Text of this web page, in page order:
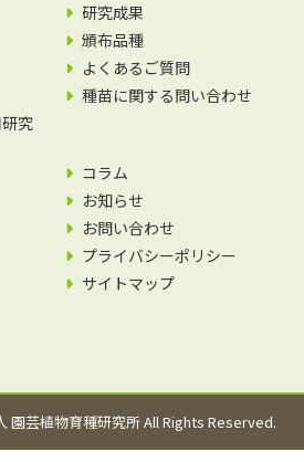
究
研究成果
頒布品種
よくあるご質問
種苗に関する問い合わせ
コラム
お知らせ
お問い合わせ
プライバシーポリシー
サイトマップ
園芸植物育種研究所 All Rights Reserved.